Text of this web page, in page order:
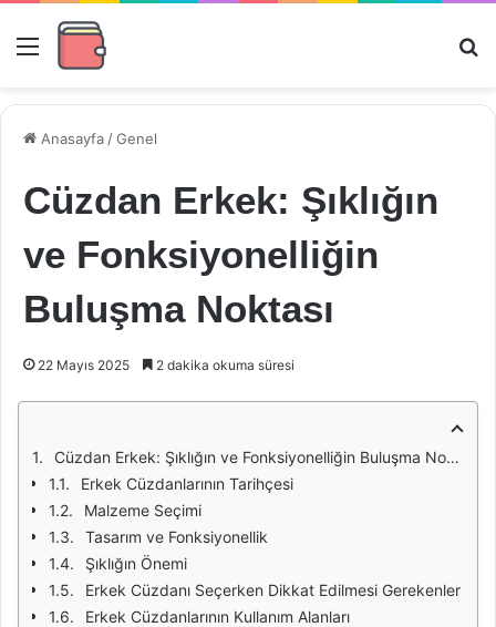
Menü
Anasayfa /Genel
Cüzdan Erkek: Şıklığın
ve Fonksiyonelliğin
Buluşma Noktası
22 Mayıs 2025 2 dakika okuma süresi
Cüzdan Erkek: Şıklığın ve Fonksiyonelliğin Buluşma Noktası
Erkek Cüzdanlarının Tarihçesi
Malzeme Seçimi
Tasarım ve Fonksiyonellik
Şıklığın Önemi
Erkek Cüzdanı Seçerken Dikkat Edilmesi Gerekenler
Erkek Cüzdanlarının Kullanım Alanları